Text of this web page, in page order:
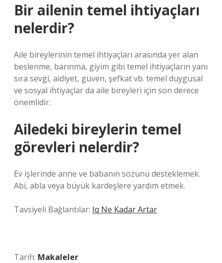
Bir ailenin temel ihtiyaçları
nelerdir?
Aile bireylerinin temel ihtiyaçları arasında yer alan
beslenme, barınma, giyim gibi temel ihtiyaçların yanı
sıra sevgi, aidiyet, güven, şefkat vb. temel duygusal
ve sosyal ihtiyaçlar da aile bireyleri için son derece
önemlidir.
Ailedeki bireylerin temel
görevleri nelerdir?
Ev işlerinde anne ve babanın sözünü desteklemek.
Abi, abla veya büyük kardeşlere yardım etmek.
Tavsiyeli Bağlantılar: Iq Ne Kadar Artar
Tarih: Makaleler